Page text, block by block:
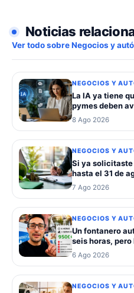
Noticias
Ver todo sobre Negocios y
NEGOCIOS Y
La IA ya tiene
pymes deben
8 Ago 2026
NEGOCIOS Y
Si ya
hasta el 31 de
7 Ago 2026
NEGOCIOS Y
Un fontanero
seis horas,
6 Ago 2026
NEGOCIOS Y